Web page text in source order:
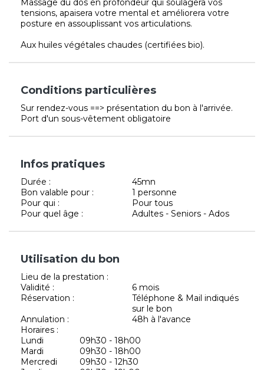
Massage du dos en profondeur qui soulagera vos
tensions, apaisera votre mental et améliorera votre
posture en assouplissant vos articulations.
Aux huiles végétales chaudes (certifiées bio).
Conditions particulières
Sur rendez-vous ==> présentation du bon à l'arrivée.
Port d'un sous-vêtement obligatoire
Infos pratiques
Durée :
45mn
Bon valable pour :
1 personne
Pour qui :
Pour tous
Pour quel âge :
Adultes - Seniors - Ados
Utilisation du bon
Lieu de la prestation :
Validité :
6 mois
Réservation :
Téléphone & Mail indiqués
sur le bon
Annulation :
48h à l'avance
Horaires :
Lundi
09h30 - 18h00
Mardi
09h30 - 18h00
Mercredi
09h30 - 12h30